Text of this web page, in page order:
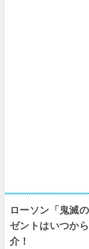
ローソン「鬼滅
ゼントはいつか
介！